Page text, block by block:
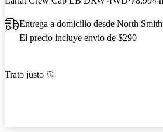
Entrega a domicilio desde North
El precio incluye envío de $290
Trato justo